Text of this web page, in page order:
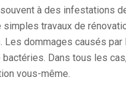
à des infestations
travaux de
dommages causés
Dans tous les
vous-même.